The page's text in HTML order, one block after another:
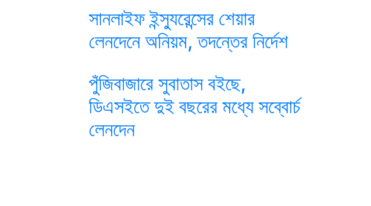
সানলাইফ ইন্স্যুরেন্সের শেয়ার
লেনদেনে অনিয়ম, তদন্তের নির্দেশ
পুঁজিবাজারে সুবাতাস বইছে,
ডিএসইতে দুই বছরের মধ্যে সব্বোর্চ
লেনদেন